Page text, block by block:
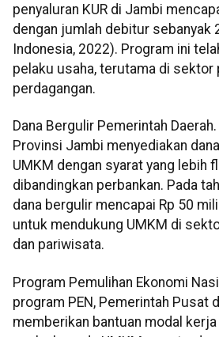
penyaluran KUR di Jambi
dengan jumlah debitur sebanyak
Indonesia, 2022). Program ini
pelaku usaha, terutama di sektor
perdagangan.
Dana Bergulir Pemerintah
Provinsi Jambi menyediakan
UMKM dengan syarat yang lebih
dibandingkan perbankan. Pada
dana bergulir mencapai Rp 50
untuk mendukung UMKM di
dan pariwisata.
Program Pemulihan Ekonomi
program PEN, Pemerintah Pusat
memberikan bantuan modal